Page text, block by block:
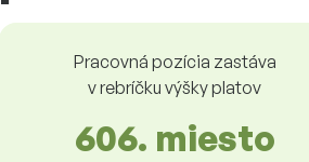
Pracovná pozícia zastáva
v rebríčku výšky platov
606. miesto